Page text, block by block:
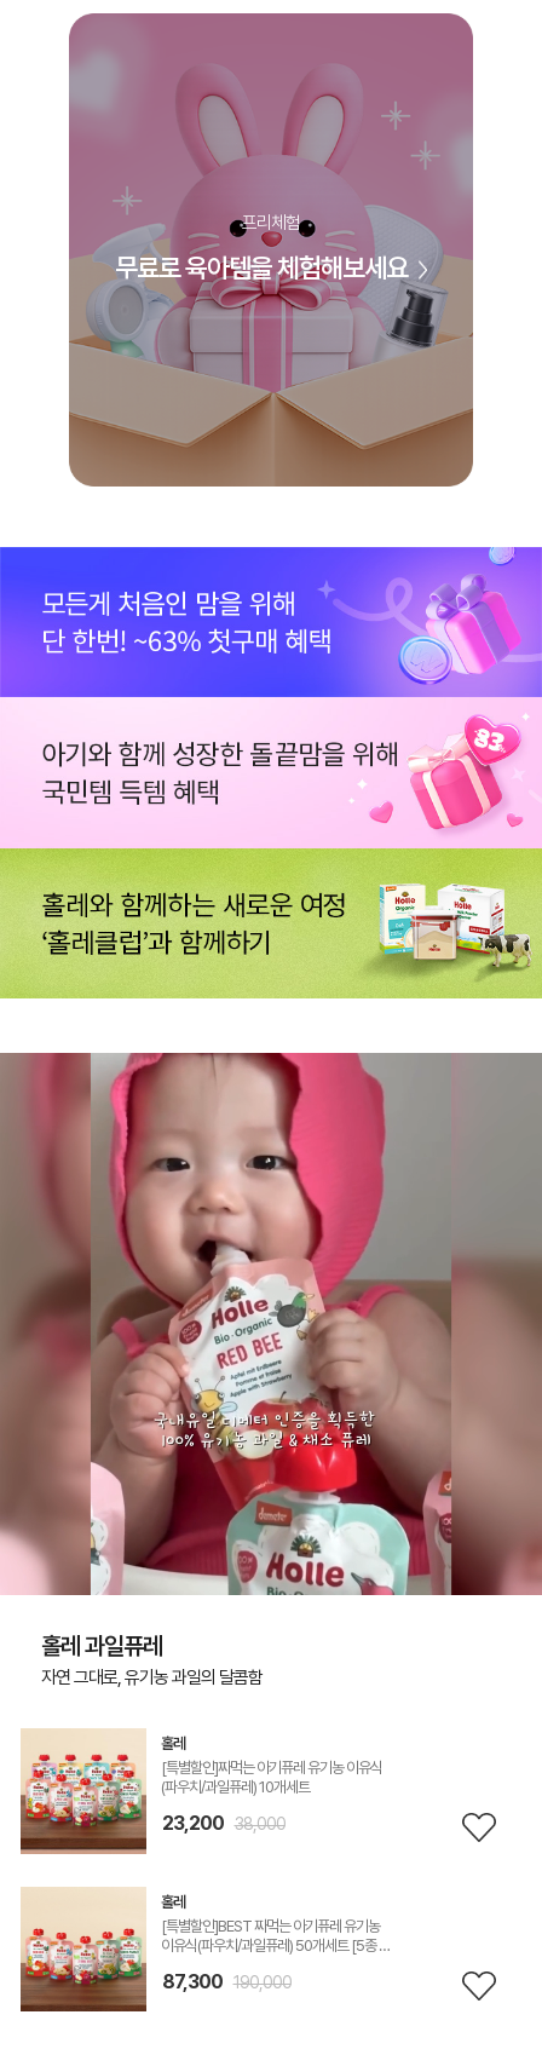
프리체험
무료로 육아템을 체험해보세요
홀레 과일퓨레
자연 그대로, 유기농 과일의 달콤함
홀레
[특별할인]짜먹는 아기퓨레 유기농 이유식
(파우치/과일퓨레) 10개세트
23,200 38,000
홀레
[특별할인]BEST 짜먹는 아기퓨레 유기농
이유식(파우치/과일퓨레) 50개세트 [5종 맛
87,300 190,000